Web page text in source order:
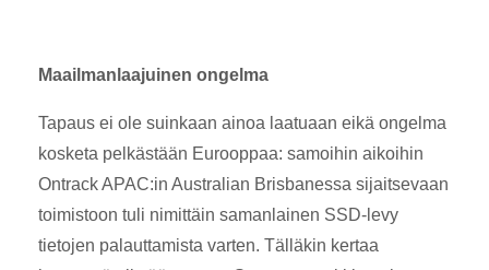
Maailmanlaajuinen ongelma
Tapaus ei ole suinkaan ainoa laatuaan eikä ongelma
kosketa pelkästään Eurooppaa: samoihin aikoihin
Ontrack APAC:in Australian Brisbanessa sijaitsevaan
toimistoon tuli nimittäin samanlainen SSD-levy
tietojen palauttamista varten. Tälläkin kertaa